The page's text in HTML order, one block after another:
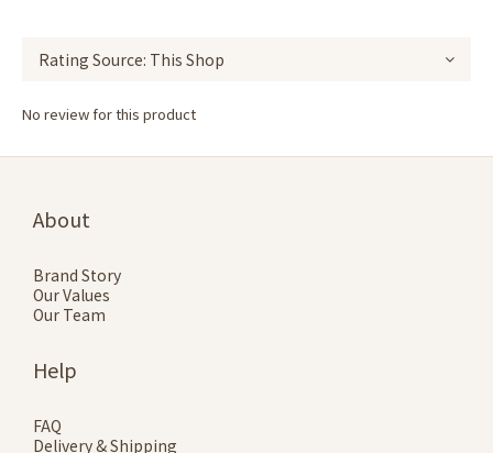
No review for this product
About
Brand Story
Our Values
Our Team
Help
FAQ
Delivery & Shipping